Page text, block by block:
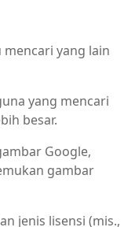
yang lain
yang mencari
besar.
Google,
gambar
jenis lisensi (mis.,